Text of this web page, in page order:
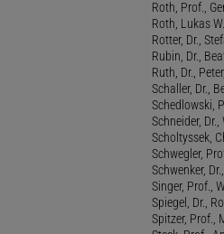
Roth, Prof.,
Roth, Lukas
Rotter, Dr.,
Rubin, Dr.,
Ruth, Dr.,
Schaller, Dr.,
Schedlowski,
Schneider,
Scholtyssek,
Schwegler,
Schwenker,
Singer, Prof.,
Spiegel, Dr.,
Spitzer, Prof.,